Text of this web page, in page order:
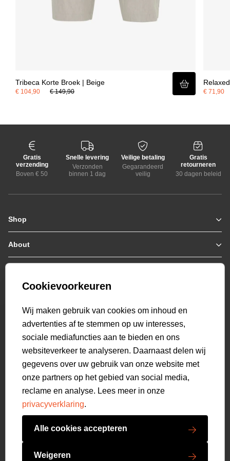
Tribeca Korte Broek | Beige
€ 104,90 € 149,90 € 71,90
Gratis
verzending
Boven € 50
Snelle levering
Verzonden
binnen 1 dag
Veilige betaling
Gegarandeerd
veilig
Gratis
retourneren
30 dagen beleid
Shop
Zomerjassen
Jassen / Coats
Colberts
Hoodies
Polo's
T-shirts
Overshirts
Overhemden
Sweatpants
Broeken
Short sweatpants
Shorts
Schoenen
Swimwear
Accessoires
About
Who we are
Genti X PSV
Bestellen & Betalen
Retourneren
Veelgestelde vragen
Mijn Account
beoordelingen
Cookievoorkeuren
Wij maken gebruik van cookies om inhoud en
advertenties af te stemmen op uw interesses,
sociale mediafuncties aan te bieden en ons
websiteverkeer te analyseren. Daarnaast delen wij
gegevens over uw gebruik van onze website met
onze partners op het gebied van social media,
reclame en analyse. Lees meer in onze
privacyverklaring.
Alle cookies accepteren
Weigeren